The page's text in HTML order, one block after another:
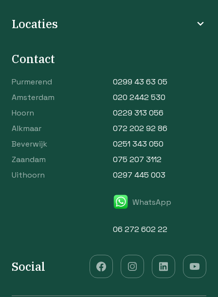
Locaties
Contact
Purmerend
0299 43 63 05
Amsterdam
020 2442 530
Hoorn
0229 313 056
Alkmaar
072 202 92 86
Beverwijk
0251 343 050
Zaandam
075 207 3112
Uithoorn
0297 445 003
WhatsApp
06 272 602 22
Social